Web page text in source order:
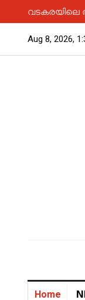
വടകരയിലെ
Aug 8, 2026,
Home